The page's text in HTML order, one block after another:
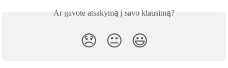
Ar gavote atsakymą į savo klausimą?
😞 😐 😃